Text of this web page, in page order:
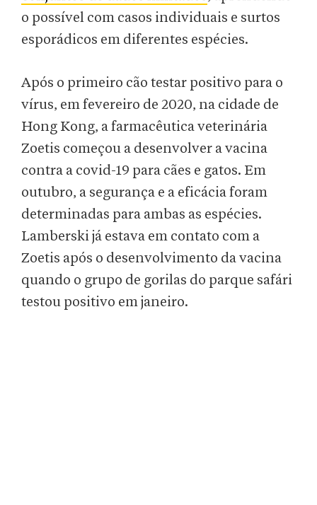
o possível com casos individuais e surtos
esporádicos em diferentes espécies.
Após o primeiro cão testar positivo para o
vírus, em fevereiro de 2020, na cidade de
Hong Kong, a farmacêutica veterinária
Zoetis começou a desenvolver a vacina
contra a covid-19 para cães e gatos. Em
outubro, a segurança e a eficácia foram
determinadas para ambas as espécies.
Lamberski já estava em contato com a
Zoetis após o desenvolvimento da vacina
quando o grupo de gorilas do parque safári
testou positivo em janeiro.